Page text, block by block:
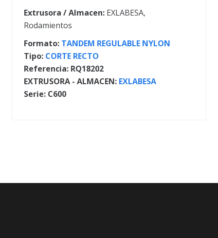
Extrusora / Almacen: EXLABESA,
Rodamientos
Formato: TANDEM REGULABLE NYLON
Tipo: CORTE RECTO
Referencia: RQ18202
EXTRUSORA - ALMACEN: EXLABESA
Serie: C600